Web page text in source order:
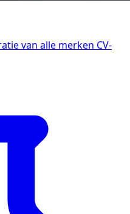
van alle merken CV-